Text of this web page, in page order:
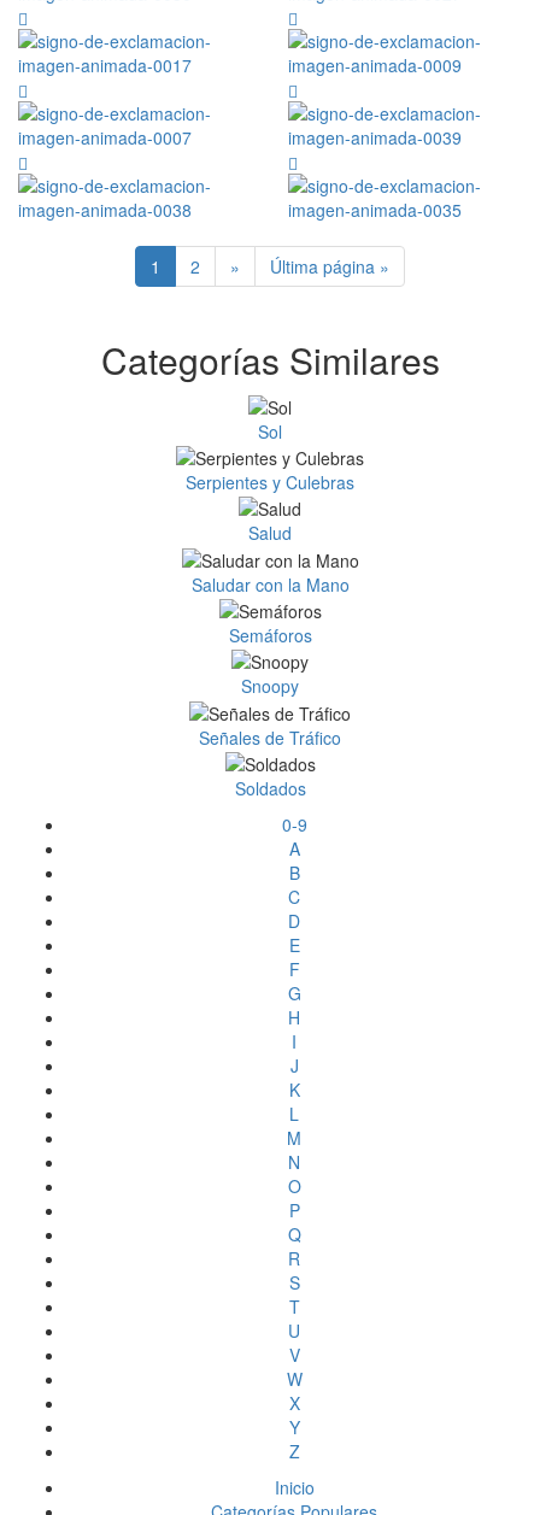
1 2 » Última página »
Categorías Similares
Sol
Serpientes y Culebras
Salud
Saludar con la Mano
Semáforos
Snoopy
Señales de Tráfico
Soldados
0-9
A
B
C
D
E
F
G
H
I
J
K
L
M
N
O
P
Q
R
S
T
U
V
W
X
Y
Z
Inicio